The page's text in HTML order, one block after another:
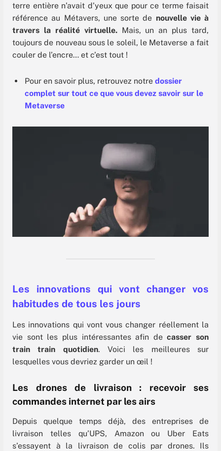
terre entière n’avait d’yeux que pour ce terme faisait
référence au Métavers, une sorte de nouvelle vie à
travers la réalité virtuelle. Mais, un an plus tard,
toujours de nouveau sous le soleil, le Metaverse a fait
couler de l’encre… et c’est tout !
Pour en savoir plus, retrouvez notre dossier
complet sur tout ce que vous devez savoir sur le
Metaverse
Les innovations qui vont changer vos
habitudes de tous les jours
Les innovations qui vont vous changer réellement la
vie sont les plus intéressantes afin decasser son
train train quotidien. Voici les meilleures sur
lesquelles vous devriez garder un œil !
Les drones de livraison : recevoir ses
commandes internet par les airs
Depuis quelque temps déjà, des entreprises de
livraison telles qu’UPS, Amazon ou Uber Eats
s’essayent à la livraison de colis par drones. Ils